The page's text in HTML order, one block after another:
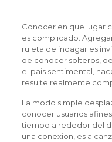
Conocer en que lugar
es complicado.
ruleta de indagar es
de conocer solteros,
el pais sentimental,
resulte realmente
La modo simple
conocer usuarios
tiempo alrededor del
una conexion, es